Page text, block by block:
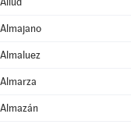
Almajano
Almaluez
Almarza
Almazán